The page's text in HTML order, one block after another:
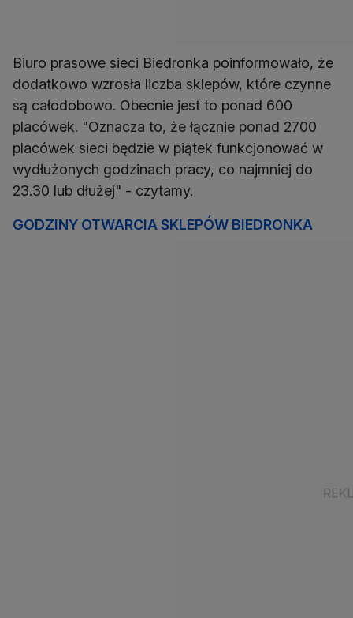
Biuro prasowe sieci Biedronka poinformowało, że
dodatkowo wzrosła liczba sklepów, które czynne
są całodobowo. Obecnie jest to ponad 600
placówek. "Oznacza to, że łącznie ponad 2700
placówek sieci będzie w piątek funkcjonować w
wydłużonych godzinach pracy, co najmniej do
23.30 lub dłużej" - czytamy.
GODZINY OTWARCIA SKLEPÓW BIEDRONKA